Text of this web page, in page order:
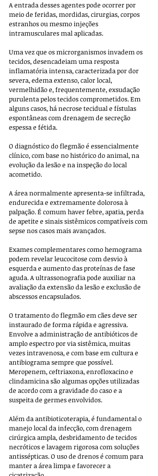
A entrada desses agentes pode ocorrer por
meio de feridas, mordidas, cirurgias, corpos
estranhos ou mesmo injeções
intramusculares mal aplicadas.
Uma vez que os microrganismos invadem os
tecidos, desencadeiam uma resposta
inflamatória intensa, caracterizada por dor
severa, edema extenso, calor local,
vermelhidão e, frequentemente, exsudação
purulenta pelos tecidos comprometidos. Em
alguns casos, há necrose tecidual e fístulas
espontâneas com drenagem de secreção
espessa e fétida.
O diagnóstico do flegmão é essencialmente
clínico, com base no histórico do animal, na
evolução da lesão e na inspeção do local
acometido.
A área normalmente apresenta-se infiltrada,
endurecida e extremamente dolorosa à
palpação. É comum haver febre, apatia, perda
de apetite e sinais sistêmicos compatíveis com
sepse nos casos mais avançados.
Exames complementares como hemograma
podem revelar leucocitose com desvio à
esquerda e aumento das proteínas de fase
aguda. A ultrassonografia pode auxiliar na
avaliação da extensão da lesão e exclusão de
abscessos encapsulados.
O tratamento do flegmão em cães deve ser
instaurado de forma rápida e agressiva.
Envolve a administração de antibióticos de
amplo espectro por via sistêmica, muitas
vezes intravenosa, e com base em cultura e
antibiograma sempre que possível.
Meropenem, ceftriaxona, enrofloxacino e
clindamicina são algumas opções utilizadas
de acordo com a gravidade do caso e a
suspeita de germes envolvidos.
Além da antibioticoterapia, é fundamental o
manejo local da infecção, com drenagem
cirúrgica ampla, desbridamento de tecidos
necróticos e lavagem rigorosa com soluções
antissépticas. O uso de drenos é comum para
manter a área limpa e favorecer a